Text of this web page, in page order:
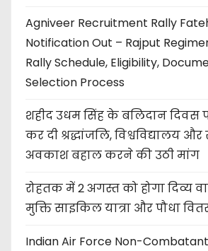
Agniveer Recruitment Rally
Notification Out – Rajput
Rally Schedule, Eligibility,
Selection Process
शहीद उधम सिंह के बलिदान दिवस
कर दी श्रद्धांजलि, विश्वविद्यालय और
अवकाश बहाल करने की उठी मांग
रोहतक में 2 अगस्त को होगा दिव्य
मुक्ति साइकिल यात्रा और पौधा
Indian Air Force Non-